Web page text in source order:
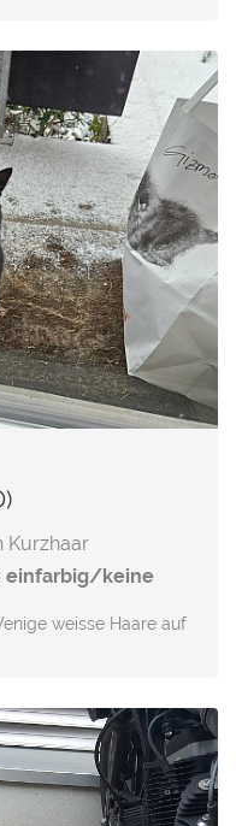
Kurzhaar
einfarbig/keine
weisse Haare auf